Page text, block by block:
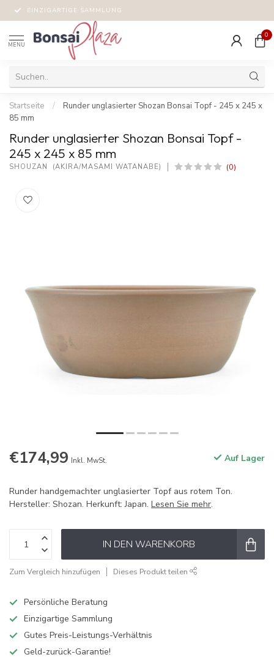
EINZIGARTIGE SAMMLUNG
MENU
0
Startseite /
Runder unglasierter Shozan Bonsai Topf - 245 x 245 x
85 mm
Runder unglasierter Shozan Bonsai Topf -
245 x 245 x 85 mm
SHOUZAN  (AKIRA/MASAMI WATANABE) (0)
€174,99 Inkl. MwSt. Auf Lager
Runder handgemachter unglasierter Topf aus rotem Ton.
Hersteller: Shozan. Herkunft: Japan. Lesen Sie mehr.
IN DEN WARENKORB
Zum Vergleich hinzufügen Dieses Produkt teilen
Persönliche Beratung
Einzigartige Sammlung
Gutes Preis-Leistungs-Verhältnis
Geld-zurück-Garantie!